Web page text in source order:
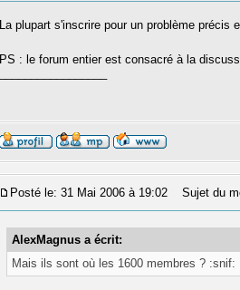
La plupart s'inscrire pour un problème
PS : le forum entier est consacré à la
Posté le: 31 Mai 2006 à 19:02 Sujet du
AlexMagnus a écrit:
Mais ils sont où les 1600 membres ? :snif: